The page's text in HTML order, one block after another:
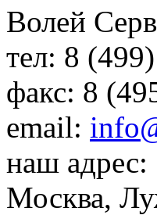
Волей
тел: 8
факс: 8
email:
наш адрес:
Москва,